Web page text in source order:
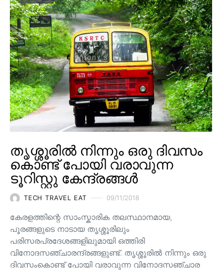
തൃശ്ശൂരിൽ നിന്നും ഒരു ദിവസം
കൊണ്ട് പോയി വരാവുന്ന
ടൂറിസ്റ്റു കേന്ദ്രങ്ങൾ
TECH TRAVEL EAT 09/11/2018
കേരളത്തിന്റെ സാംസ്കാരിക തലസ്ഥാനമായ,
പൂരങ്ങളുടെ നാടായ തൃശ്ശൂരിലും
പരിസരപ്രദേശങ്ങളിലുമായി ഒത്തിരി
വിനോദസഞ്ചാരന്ദ്രങ്ങളുണ്ട്. തൃശ്ശൂരിൽ നിന്നും ഒരു
ദിവസംകൊണ്ട് പോയി വരാവുന്ന വിനോദസഞ്ചാര